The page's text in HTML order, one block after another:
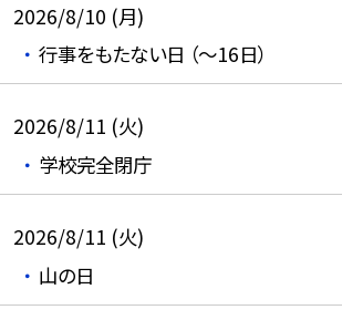
2026/8/10 (月)
行事をもたない日 （～16日）
2026/8/11 (火)
学校完全閉庁
2026/8/11 (火)
山の日